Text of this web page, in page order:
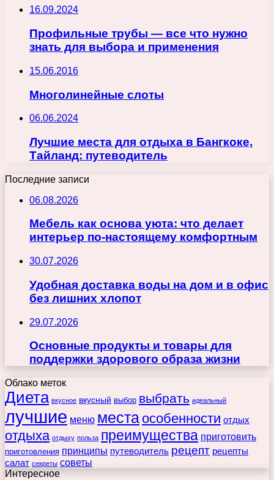
16.09.2024
Профильные трубы — все что нужно
знать для выбора и применения
15.06.2016
Многолинейные слоты
06.06.2024
Лучшие места для отдыха в Бангкоке,
Тайланд: путеводитель
Последние записи
06.08.2026
Мебель как основа уюта: что делает
интерьер по-настоящему комфортным
30.07.2026
Удобная доставка воды на дом и в офис
без лишних хлопот
29.07.2026
Основные продукты и товары для
поддержки здорового образа жизни
Облако меток
Диета вкусное вкусный выбор выбрать идеальный
лучшие меню места особенности отдых
отдыха отдыху польза преимущества приготовить
приготовления принципы путеводитель рецепт рецепты
салат секреты советы
Интересное